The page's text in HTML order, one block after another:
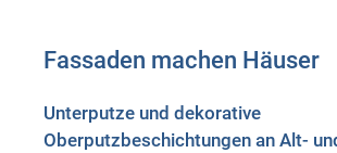
Mineralputz
Wärmedämmung
Fassaden machen Häuser
Unterputze und dekorative
Oberputzbeschichtungen an Alt-